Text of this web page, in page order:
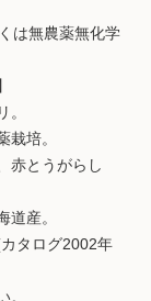
は無農薬無化学
培。
赤とうがらし
産。
タログ2002年